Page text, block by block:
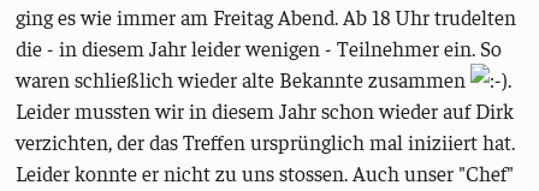
ging es wie immer am Freitag Abend. Ab 18 Uhr trudelten
die - in diesem Jahr leider wenigen - Teilnehmer ein. So
waren schließlich wieder alte Bekannte zusammen
.
Leider mussten wir in diesem Jahr schon wieder auf Dirk
verzichten, der das Treffen ursprünglich mal iniziiert hat.
Leider konnte er nicht zu uns stossen. Auch unser "Chef"